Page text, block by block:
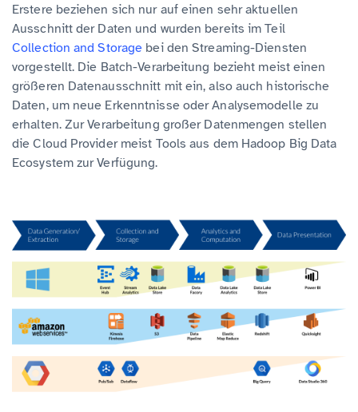
Erstere beziehen sich nur auf einen sehr aktuellen
Ausschnitt der Daten und wurden bereits im Teil
Collection and Storage bei den Streaming-Diensten
vorgestellt. Die Batch-Verarbeitung bezieht meist einen
größeren Datenausschnitt mit ein, also auch historische
Daten, um neue Erkenntnisse oder Analysemodelle zu
erhalten. Zur Verarbeitung großer Datenmengen stellen
die Cloud Provider meist Tools aus dem Hadoop Big Data
Ecosystem zur Verfügung.